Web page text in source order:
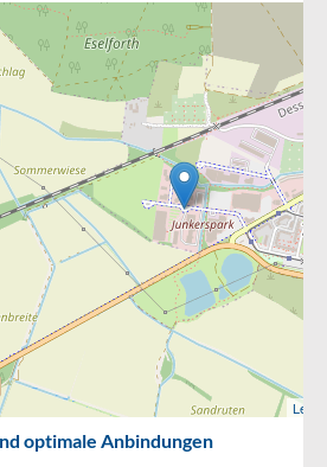
optimale Anbindungen